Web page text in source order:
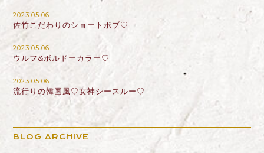
2023.05.06
佐竹こだわりのショートボブ♡
2023.05.06
ウルフ&ボルドーカラー♡
2023.05.06
流行りの韓国風♡女神シースルー♡
BLOG ARCHIVE